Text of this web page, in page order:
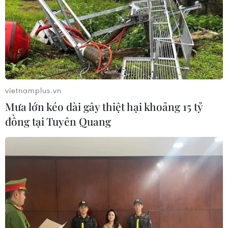
Hình ảnh Cựu Bí thư Tỉnh ủy Bình
Dương Trần Văn Nam ra hầu tòa
15/08/2022 03:24
Sáng 15/8, Tòa án Nhân dân thành phố Hà Nội mở
phiên tòa xét xử sơ thẩm cựu Bí thư Tỉnh ủy Bình Dương
Trần Văn Nam và 27 bị cáo trong vụ sai phạm trong
vietnamplus.vn
Mưa lớn kéo dài gây thiệt hại khoảng 15 tỷ
đồng tại Tuyên Quang